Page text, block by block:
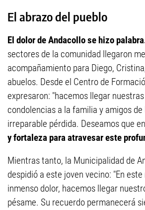
El abrazo del pueblo
El dolor de Andacollo se hizo
sectores de la comunidad llegaron
acompañamiento para Diego,
abuelos. Desde el Centro de
expresaron: "hacemos llegar
condolencias a la familia y amigos
irreparable pérdida. Deseamos que
y fortaleza para atravesar este
Mientras tanto, la Municipalidad de
despidió a este joven vecino: "En
inmenso dolor, hacemos llegar
pésame. Su recuerdo permanecerá